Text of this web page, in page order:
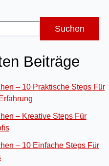
Suchen
Beiträge
– 10 Praktische Steps Für
– Kreative Steps Für
– 10 Einfache Steps Für